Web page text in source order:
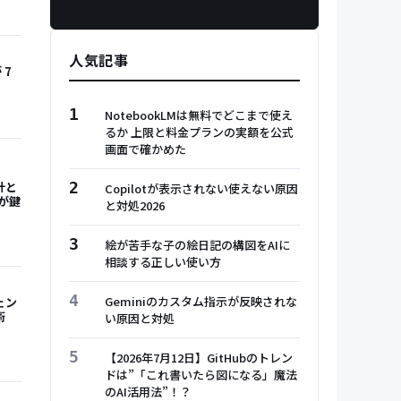
7
と
鍵
ン
人気記事
1
NotebookLMは無料でどこまで使え
るか 上限と料金プランの実額を公式
画面で確かめた
2
Copilotが表示されない使えない原因
と対処2026
3
絵が苦手な子の絵日記の構図をAIに
相談する正しい使い方
4
Geminiのカスタム指示が反映されな
い原因と対処
5
【2026年7月12日】GitHubのトレン
ドは”「これ書いたら図になる」魔法
のAI活用法”！？